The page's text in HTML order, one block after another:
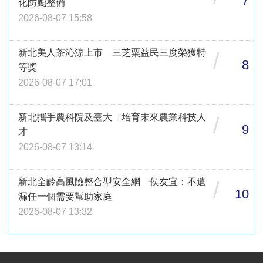
化防颱整備
2026-08-07 15:58
新北美人茶沁涼上市 三芝粟益民三度榮獲特
等獎
2026-08-07 17:01
/ 8
新北攜手農科院及臺大 培育未來農業科技人
才
2026-08-07 13:14
/ 9
新北全齡高風險整合型安全網 侯友宜：不遺
漏任一個需要幫助家庭
2026-08-07 13:32
/ 10